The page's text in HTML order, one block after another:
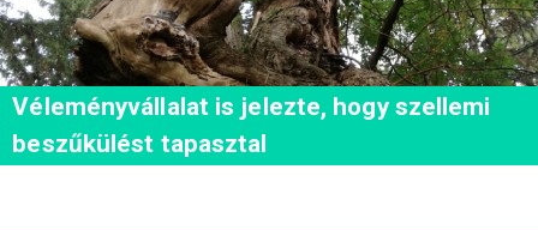
Véleményvállalat is jelezte, hogy szellemi
beszűkülést tapasztal